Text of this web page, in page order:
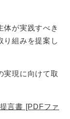
体が実践すべき
り組みを提案し
実現に向けて取
言書 [PDFファ